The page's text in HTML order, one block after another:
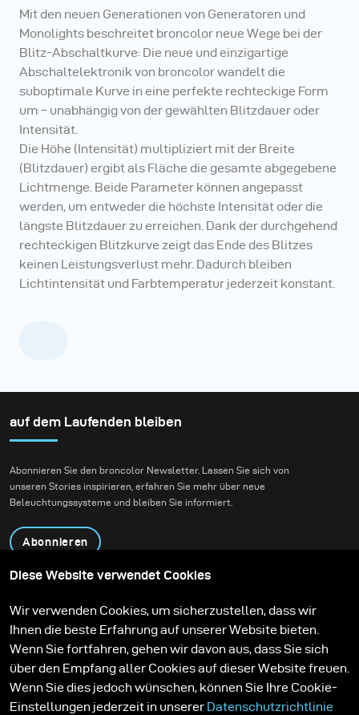
Mit den neuen Generationen von Generatoren und
Monolights beschreitet broncolor neue Wege bei der
Blitz-Abschaltkurve: Die neue und einzigartige
Abschaltelektronik von broncolor wandelt die
suboptimale Kurve in eine perfekte rechteckige Form
um – unabhängig von der gewählten Blitzdauer oder
Intensität.
Die Höhe (Intensität) multipliziert mit der Breite
(Blitzdauer) ergibt als Fläche die gesamte abgegebene
Lichtmenge. Beide Parameter können angepasst
werden, um entweder die höchste Intensität oder die
längste Blitzdauer zu erreichen. Dank der durchgehend
rechteckigen Blitzkurve zeigt das Ende des Blitzes
keinen Leistungsverlust mehr. Dadurch bleiben
Lichtintensität und Farbtemperatur jederzeit konstant.
auf dem Laufenden bleiben
Abonnieren Sie den broncolor Newsletter. Lassen Sie sich von
unseren Stories inspirieren, erfahren Sie mehr über neue
Beleuchtungssysteme und bleiben Sie informiert.
Abonnieren
Kontakt
Technologien
Contribute to our blog
Lernen
Support
Karriere
Media Center
Diese Website verwendet Cookies
Wir verwenden Cookies, um sicherzustellen, dass wir
Ihnen die beste Erfahrung auf unserer Website bieten.
Wenn Sie fortfahren, gehen wir davon aus, dass Sie sich
über den Empfang aller Cookies auf dieser Website freuen.
Wenn Sie dies jedoch wünschen, können Sie Ihre Cookie-
Einstellungen jederzeit in unserer Datenschutzrichtlinie